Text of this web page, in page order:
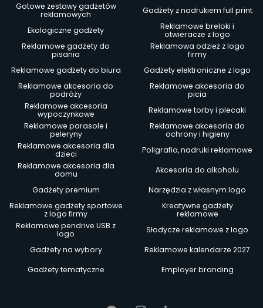
Gotowe zestawy gadżetów
reklamowych
Gadżety z nadrukiem full print
Ekologiczne gadżety
Reklamowe breloki i
otwieracze z logo
Reklamowe gadżety do
pisania
Reklamowa odzież z logo
firmy
Reklamowe gadżety do biura
Gadżety elektroniczne z logo
Reklamowe akcesoria do
podróży
Reklamowe akcesoria do
picia
Reklamowe akcesoria
wypoczynkowe
Reklamowe torby i plecaki
Reklamowe parasole i
peleryny
Reklamowe akcesoria do
ochrony i higieny
Reklamowe akcesoria dla
dzieci
Poligrafia, nadruki reklamowe
Reklamowe akcesoria dla
domu
Akcesoria do alkoholu
Gadżety premium
Narzędzia z własnym logo
Reklamowe gadżety sportowe
z logo firmy
Kreatywne gadżety
reklamowe
Reklamowe pendrive USB z
logo
Słodycze reklamowe z logo
Gadżety na wybory
Reklamowe kalendarze 2027
Gadżety tematyczne
Employer branding